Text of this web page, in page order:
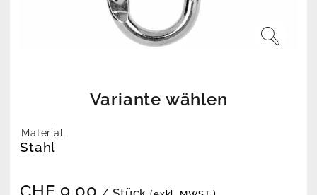
Variante wählen
Material
Stahl